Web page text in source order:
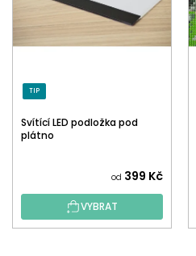
TIP
Svítící LED podložka pod
plátno
od 399 Kč
VYBRAT